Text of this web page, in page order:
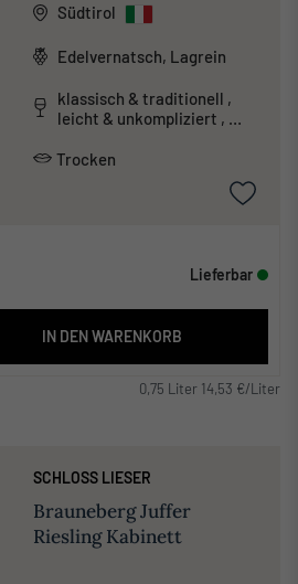
Südtirol
Edelvernatsch, Lagrein
klassisch & traditionell ,
leicht & unkompliziert ,
Trocken
Lieferbar
IN DEN WARENKORB
0,75 Liter 14,53 €/Liter
SCHLOSS LIESER
Brauneberg Juffer
Riesling Kabinett